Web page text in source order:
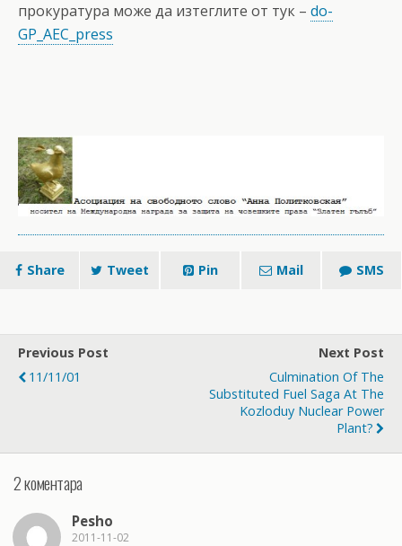
прокуратура може да изтеглите от тук – do-
GP_AEC_press
Share Tweet Pin Mail SMS
Previous Post
11/11/01
Next Post
Culmination Of The
Substituted Fuel Saga At The
Kozloduy Nuclear Power
Plant?
2 коментара
Pesho
2011-11-02